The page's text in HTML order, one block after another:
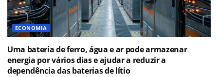
ECONOMIA
Uma bateria de ferro, água e ar pode armazenar
energia por vários dias e ajudar a reduzir a
dependência das baterias de lítio